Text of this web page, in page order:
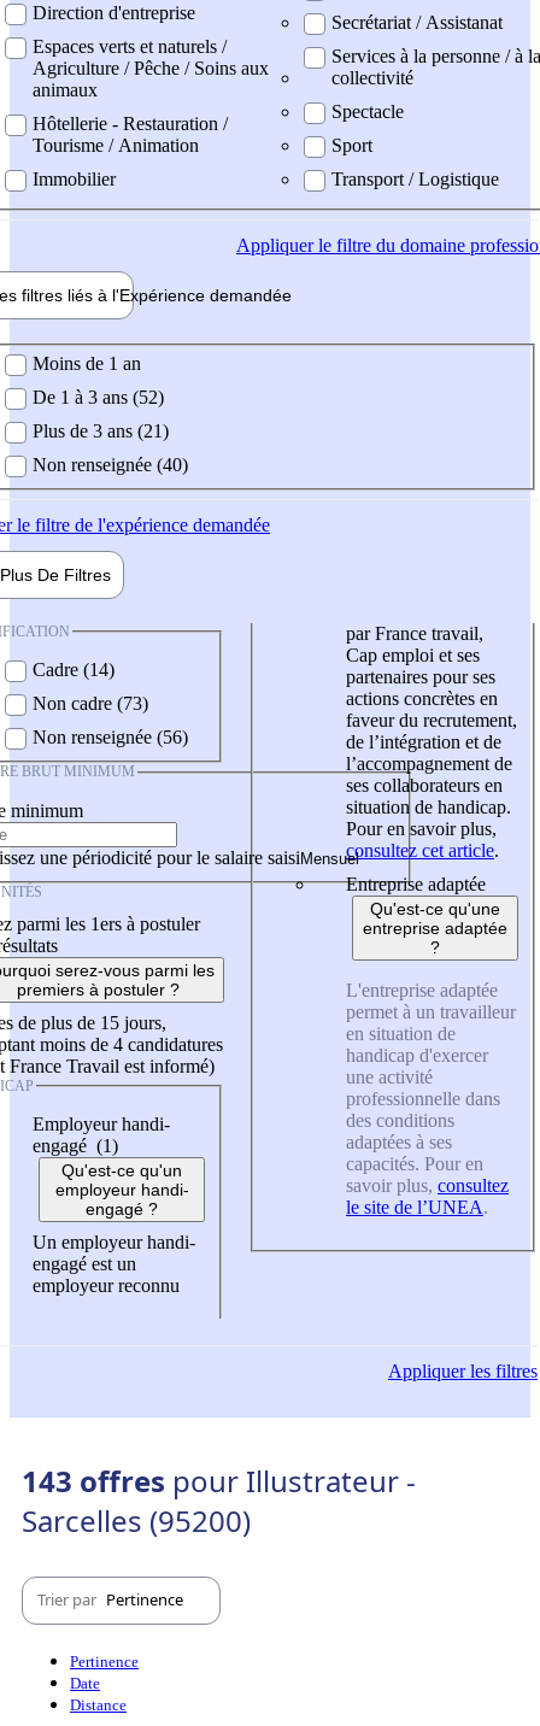
Direction d'entreprise
Espaces verts et naturels /
Agriculture / Pêche / Soins aux
animaux
Hôtellerie - Restauration /
Tourisme / Animation
Immobilier
Secrétariat / Assistanat
Services à la personne / à la
collectivité
Spectacle
Sport
Transport / Logistique
Appliquerle filtre du domaine
filtres liés à l'Expérience demandée
demandée
Moins de 1 an
De 1 à 3 ans (52)
Plus de 3 ans (21)
Non renseignée (40)
le filtre de l'expérience demandée
Plus De Filtres
Cadre (14)
Non cadre (73)
Non renseignée (56)
BRUT MINIMUM
minimum
une périodicité pour le salaire saisi
parmi les 1ers à postuler
serez-vous parmi les
premiers à postuler ?
de plus de 15 jours,
moins de 4 candidatures
France Travail est informé)
Employeur handi-
engagé (1)
Qu'est-ce qu'un
employeur handi-
engagé ?
Un employeur handi-
engagé est un
employeur reconnu
par France travail,
Cap emploi et ses
partenaires pour ses
actions concrètes en
faveur du recrutement,
de l’intégration et de
l’accompagnement de
ses collaborateurs en
situation de handicap.
Pour en savoir plus,
consultez cet article.
Entreprise adaptée
Qu'est-ce qu'une
entreprise adaptée
?
L'entreprise adaptée
permet à un travailleur
en situation de
handicap d'exercer
une activité
professionnelle dans
des conditions
adaptées à ses
capacités. Pour en
savoir plus, consultez
le site de l’UNEA.
Appliquerles filtres
143 offres pour Illustrateur -
Sarcelles (95200)
Trier par Pertinence
Pertinence
Date
Distance